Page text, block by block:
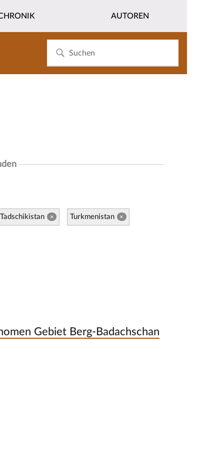
AUTOREN
Tadschikistan × Turkmenistan ×
Gebiet Berg-Badachschan